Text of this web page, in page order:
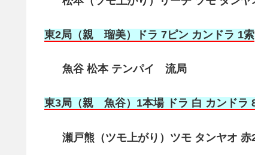
東2局（親 瑠美）ドラ 7ピン カンドラ 1索
魚谷 松本 テンパイ 流局
東3局（親 魚谷）1本場 ドラ 白 カンドラ
瀬戸熊（ツモ上がり）ツモ タンヤオ